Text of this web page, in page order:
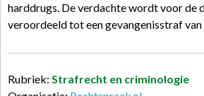
harddrugs. De verdachte wordt voor de
veroordeeld tot een gevangenisstraf van
Rubriek: Strafrecht en criminologie